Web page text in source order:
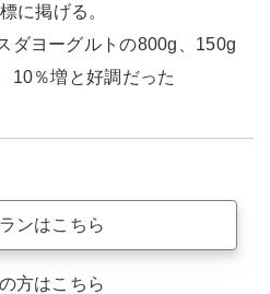
に掲げる。
ダヨーグルトの800g、150g
10％増と好調だった
ンはこちら
方はこちら